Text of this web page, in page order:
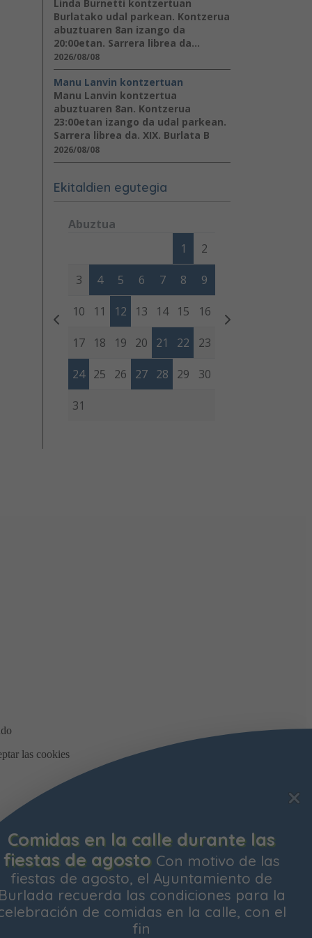
Bonificación de la Contribución
Territorial Ya está abierto el plazo para
solicitar la bonificación del Impuesto de
Contribución Territorial para el próximo
Las personas propietarias de su
vivienda habitual
Linda Burnetti kontzertuan
Burlatako udal parkean. Kontzerua
abuztuaren 8an izango da
20:00etan. Sarrera librea da...
2026/08/08
Manu Lanvin kontzertuan
Manu Lanvin kontzertua
abuztuaren 8an. Kontzerua
23:00etan izango da udal parkean.
Sarrera librea da. XIX. Burlata B
2026/08/08
Ekitaldien egutegia
Abuztua
Miércoles Jueves
1 2
3 4 5 6 7 8 9
10 11 12 13 14 15 16
17 18 19 20 21 22 23
24 25 26 27 28 29 30
31